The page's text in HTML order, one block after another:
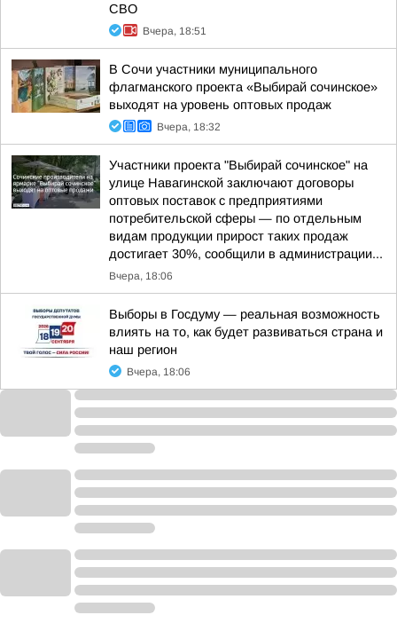
СВО
Вчера, 18:51
В Сочи участники муниципального
флагманского проекта «Выбирай сочинское»
выходят на уровень оптовых продаж
Вчера, 18:32
Участники проекта "Выбирай сочинское" на
улице Навагинской заключают договоры
оптовых поставок с предприятиями
потребительской сферы — по отдельным
видам продукции прирост таких продаж
достигает 30%, сообщили в администрации...
Вчера, 18:06
Выборы в Госдуму — реальная возможность
влиять на то, как будет развиваться страна и
наш регион
Вчера, 18:06